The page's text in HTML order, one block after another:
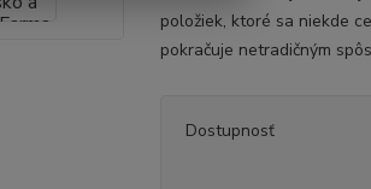
položiek, ktoré sa niekde
pokračuje netradičným
Dostupnosť